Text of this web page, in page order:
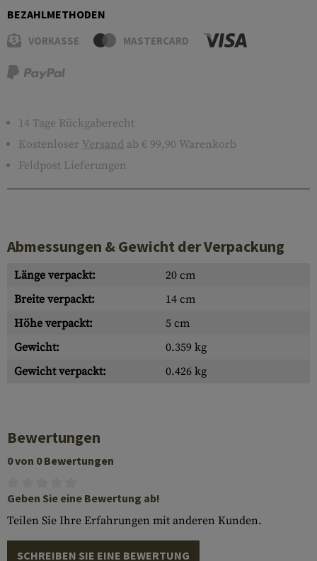
BEZAHLMETHODEN
VORKASSE MASTERCARD
14 Tage Rückgaberecht
Kostenloser Versand ab € 99,90 Warenkorb
Feldpost Lieferungen
Abmessungen & Gewicht der Verpackung
Länge verpackt:
20 cm
Breite verpackt:
14 cm
Höhe verpackt:
5 cm
Gewicht:
0.359 kg
Gewicht verpackt:
0.426 kg
Bewertungen
0 von 0 Bewertungen
Geben Sie eine Bewertung ab!
Teilen Sie Ihre Erfahrungen mit anderen Kunden.
SCHREIBEN SIE EINE BEWERTUNG